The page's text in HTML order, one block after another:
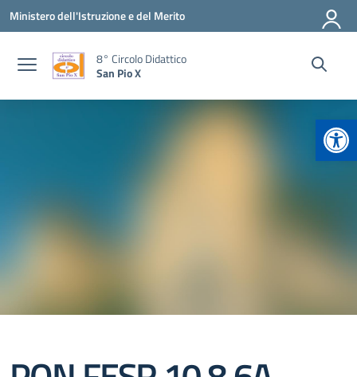
Vai ai contenuti
Vai al menu di navigazione
Vai al footer
Ministero dell'Istruzione e del Merito
8° Circolo Didattico
San Pio X